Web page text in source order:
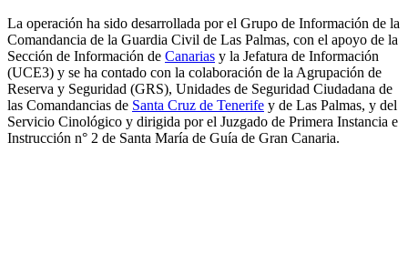
La operación ha sido desarrollada por el Grupo de Información de la
Comandancia de la Guardia Civil de Las Palmas, con el apoyo de la
Sección de Información de Canarias y la Jefatura de Información
(UCE3) y se ha contado con la colaboración de la Agrupación de
Reserva y Seguridad (GRS), Unidades de Seguridad Ciudadana de
las Comandancias de Santa Cruz de Tenerife y de Las Palmas, y del
Servicio Cinológico y dirigida por el Juzgado de Primera Instancia e
Instrucción n° 2 de Santa María de Guía de Gran Canaria.